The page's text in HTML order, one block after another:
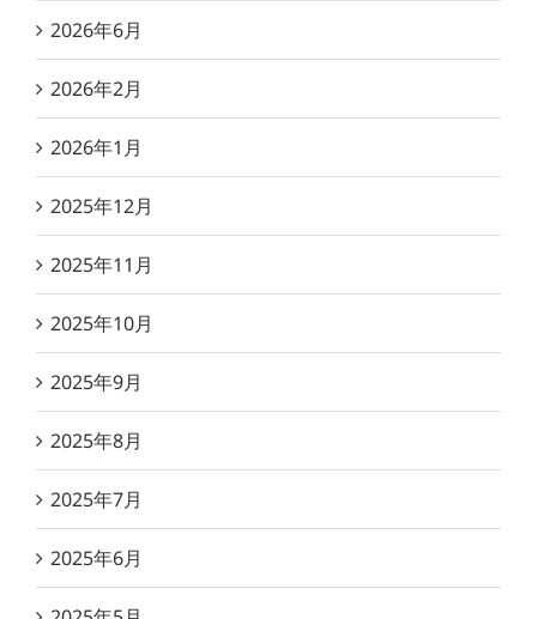
2026年6月
2026年2月
2026年1月
2025年12月
2025年11月
2025年10月
2025年9月
2025年8月
2025年7月
2025年6月